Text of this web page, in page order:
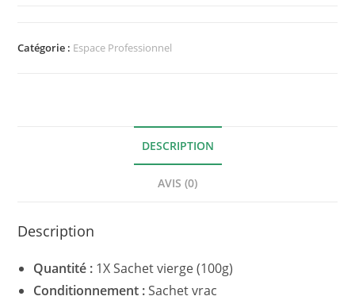
pissenlit
Catégorie : Espace Professionnel
DESCRIPTION
AVIS (0)
Description
Quantité : 1X Sachet vierge (100g)
Conditionnement :Sachet vrac